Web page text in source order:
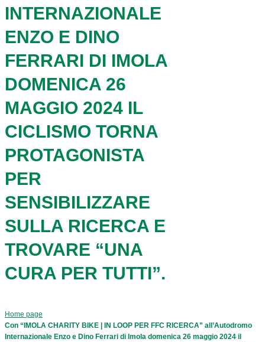
INTERNAZIONALE
ENZO E DINO
FERRARI DI IMOLA
DOMENICA 26
MAGGIO 2024 IL
CICLISMO TORNA
PROTAGONISTA
PER
SENSIBILIZZARE
SULLA RICERCA E
TROVARE “UNA
CURA PER TUTTI”.
Home page
Con “IMOLA CHARITY BIKE | IN LOOP PER FFC RICERCA” all’Autodromo
Internazionale Enzo e Dino Ferrari di Imola domenica 26 maggio 2024 il